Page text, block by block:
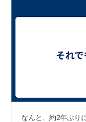
なんと、約2年ぶり